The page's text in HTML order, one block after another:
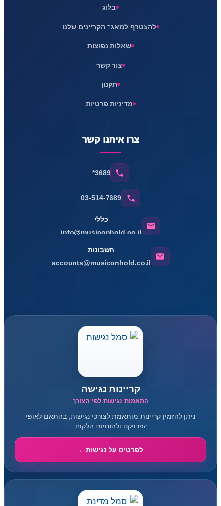
בלוג
להצטרף למאגר הקריינים שלנו
שאלות נפוצות
צור קשר
תקנון
מדיניות פרטיות
צרו איתנו קשר
*3689
03-514-7689
כללי
info@musiconhold.co.il
חשבונות
accounts@musiconhold.co.il
קריינות נגישה
התאמות נגישות לפי הצורך
ניתן להזמין קריינות מותאמת לצורכי נגישות, בהתאם לאופי
הפרויקט ולהנחיות הלקוח.
לפרטים על נגישות